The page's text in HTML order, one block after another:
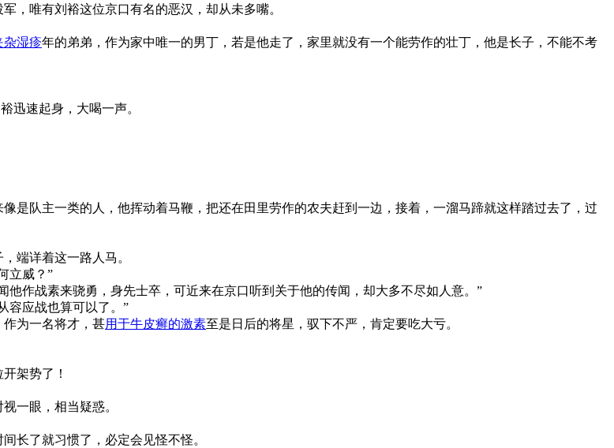
，唯有刘裕这位京口有名的恶汉，却从未多嘴。
杂湿疹年的弟弟，作为家中唯一的男丁，若是他走了，家里就没有一个能劳作的壮丁，他是长子，不能不考
迅速起身，大喝一声。
是队主一类的人，他挥动着马鞭，把还在田里劳作的农夫赶到一边，接着，一溜马蹄就这样踏过去了，过
端详着这一路人马。
立威？”
作战素来骁勇，身先士卒，可近来在京口听到关于他的传闻，却大多不尽如人意。”
容应战也算可以了。”
为一名将才，甚用于牛皮癣的激素至是日后的将星，驭下不严，肯定要吃大亏。
架势了！
一眼，相当疑惑。
长了就习惯了，必定会见怪不怪。